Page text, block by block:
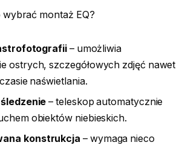
montaż EQ?
– umożliwia
ostrych, szczegółowych zdjęć nawet
naświetlania.
– teleskop automatycznie
obiektów niebieskich.
konstrukcja – wymaga nieco